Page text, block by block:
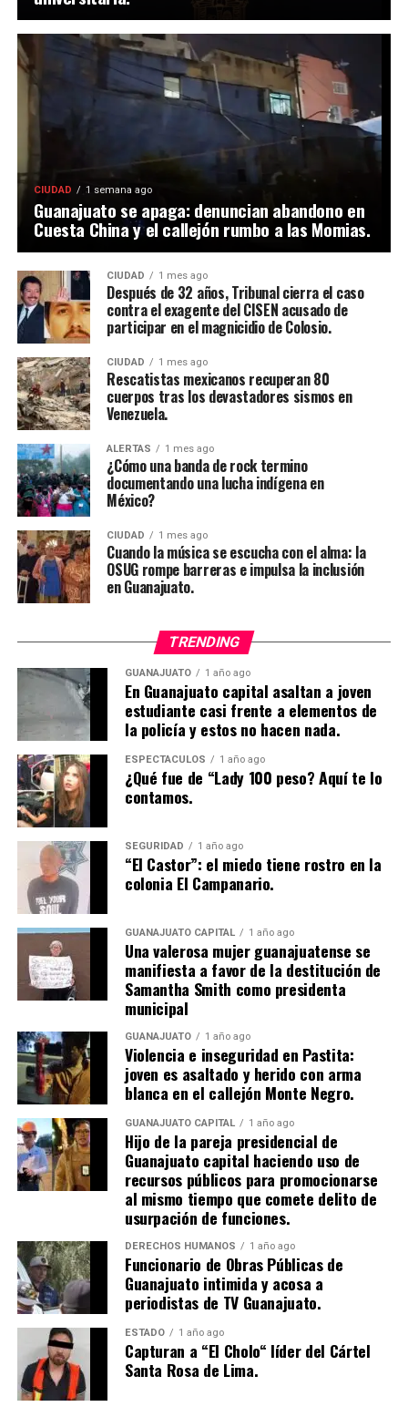
CIUDAD 1 semana ago
Guanajuato se apaga: denuncian abandono en
Cuesta China y el callejón rumbo a las Momias.
CIUDAD 1 mes ago
Después de 32 años, Tribunal cierra el caso
contra el exagente del CISEN acusado de
participar en el magnicidio de Colosio.
CIUDAD 1 mes ago
Rescatistas mexicanos recuperan 80
cuerpos tras los devastadores sismos en
Venezuela.
ALERTAS 1 mes ago
¿Cómo una banda de rock termino
documentando una lucha indígena en
México?
CIUDAD 1 mes ago
Cuando la música se escucha con el alma: la
OSUG rompe barreras e impulsa la inclusión
en Guanajuato.
TRENDING
GUANAJUATO 1 año ago
En Guanajuato capital asaltan a joven
estudiante casi frente a elementos de
la policía y estos no hacen nada.
ESPECTÁCULOS 1 año ago
¿Qué fue de “Lady 100 peso? Aquí te lo
contamos.
SEGURIDAD 1 año ago
“El Castor”: el miedo tiene rostro en la
colonia El Campanario.
GUANAJUATO CAPITAL 1 año ago
Una valerosa mujer guanajuatense se
manifiesta a favor de la destitución de
Samantha Smith como presidenta
municipal
GUANAJUATO 1 año ago
Violencia e inseguridad en Pastita:
joven es asaltado y herido con arma
blanca en el callejón Monte Negro.
GUANAJUATO CAPITAL 1 año ago
Hijo de la pareja presidencial de
Guanajuato capital haciendo uso de
recursos públicos para promocionarse
al mismo tiempo que comete delito de
usurpación de funciones.
DERECHOS HUMANOS 1 año ago
Funcionario de Obras Públicas de
Guanajuato intimida y acosa a
periodistas de TV Guanajuato.
ESTADO 1 año ago
Capturan a “El Cholo“ líder del Cártel
Santa Rosa de Lima.